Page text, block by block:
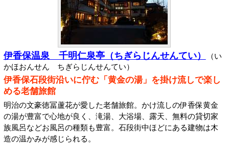
伊香保温泉 千明仁泉亭（ちぎらじんせんてい）
（い
かほおんせん ちぎらじんせんてい）
伊香保石段街沿いに佇む「黄金の湯」を掛け流しで楽し
める老舗旅館
明治の文豪徳冨蘆花が愛した老舗旅館。かけ流しの伊香保黄金
の湯が豊富で心地が良く、滝湯、大浴場、露天、無料の貸切家
族風呂などお風呂の種類も豊富。石段街中ほどにある建物は木
造の温かみが感じられる。